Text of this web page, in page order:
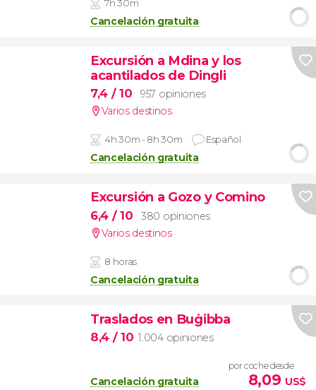
7h 30m
Cancelación gratuita
Excursión a Mdina y los
acantilados de Dingli
7,4 / 10
957 opiniones
Varios destinos
4h 30m - 8h 30m Español
Cancelación gratuita
Excursión a Gozo y Comino
6,4 / 10
380 opiniones
Varios destinos
8 horas
Cancelación gratuita
Traslados en Buġibba
8,4 / 10 1.004 opiniones
Cancelación gratuita
por coche desde
8,09 US$